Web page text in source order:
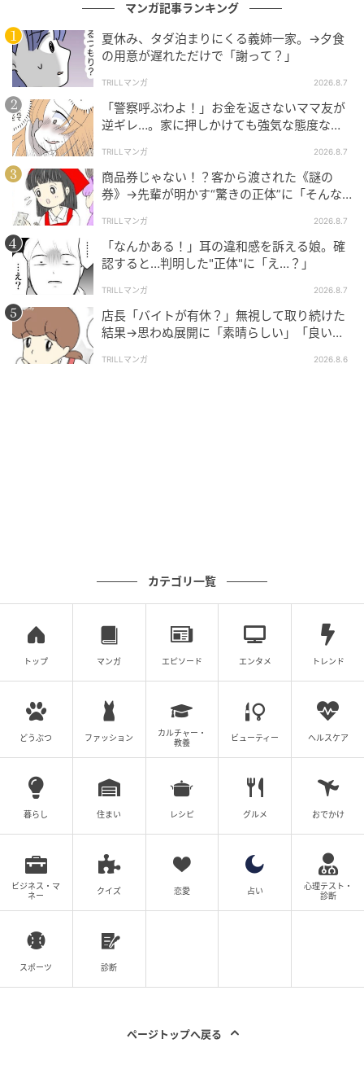
どれも日常の何気ないやり取りですが、ふとした勘違
いや言葉のズレが、その場をほんのりあたたかな空気
にしてくれる瞬間に共感してしまいますね。
ブログ：あとみ（きらきらレジ日記 ）
▶ 客「あのぅ…」店員「ハイ、なんでしょう？」 現役
パートの実体験【イッキ読み】
クリエイター情報
♡」
てる件
マンガ記事ランキング
夏休み、タダ泊まりにくる義姉一家。→夕食
の用意が遅れただけで「謝って？」
TRILLマンガ 2026.8.7
「警察呼ぶわよ！」お金を返さないママ友が
逆ギレ…。家に押しかけても強気な態度なワ
TRILLマンガ 2026.8.7
商品券じゃない！？客から渡された《謎の
券》→先輩が明かす“驚きの正体”に「そんな
TRILLマンガ 2026.8.7
「なんかある！」耳の違和感を訴える娘。確
認すると…判明した"正体"に「え…？」
TRILLマンガ 2026.8.7
店長「バイトが有休？」無視して取り続けた
結果→思わぬ展開に「素晴らしい」「良いこ
TRILLマンガ 2026.8.6
カテゴリ一覧
トップ マンガ エピソード エンタメ トレンド
どうぶつ ファッション
カルチャー・
教養
ビューティー ヘルスケア
暮らし 住まい レシピ グルメ おでかけ
ビジネス・マ
ネー
クイズ 恋愛 占い
心理テスト・
診断
スポーツ 診断
ページトップへ戻る